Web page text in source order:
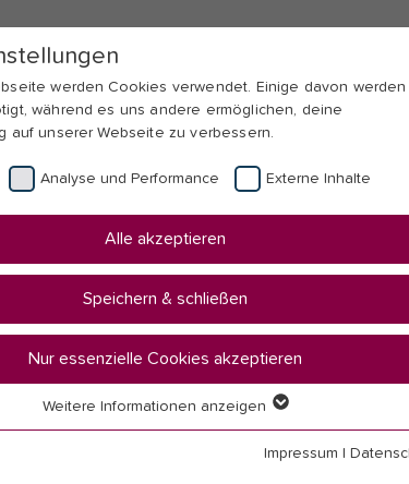
werden Cookies verwendet. Einige davon werden
während es uns andere ermöglichen, deine
auf unserer Webseite zu verbessern.
Analyse und Performance Externe Inhalte
Alle akzeptieren
Speichern & schließen
Nur essenzielle Cookies akzeptieren
werden für grundlegende Funktionen der
Weitere Informationen anzeigen
Impressum